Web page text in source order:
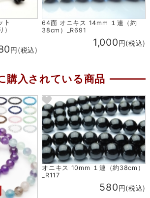
ト
円(税込)
64面 オニキス 14mm １連（約
38cm）_R691
1,000円(税込)
購入されている商品
オニキス 10mm １連（約38cm）
_R117
580円(税込)